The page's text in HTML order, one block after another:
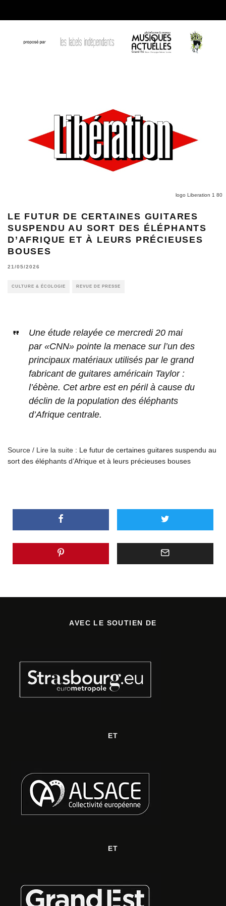
logo Liberation 1 80
LE FUTUR DE CERTAINES GUITARES
SUSPENDU AU SORT DES ÉLÉPHANTS
D’AFRIQUE ET À LEURS PRÉCIEUSES
BOUSES
21/05/2026
CULTURE & ÉCOLOGIE REVUE DE PRESSE
Une étude relayée ce mercredi 20 mai
par «CNN» pointe la menace sur l’un des
principaux matériaux utilisés par le grand
fabricant de guitares américain Taylor :
l’ébène. Cet arbre est en péril à cause du
déclin de la population des éléphants
d’Afrique centrale.
Source / Lire la suite : Le futur de certaines guitares suspendu au
sort des éléphants d’Afrique et à leurs précieuses bouses
AVEC LE SOUTIEN DE
ET
ET